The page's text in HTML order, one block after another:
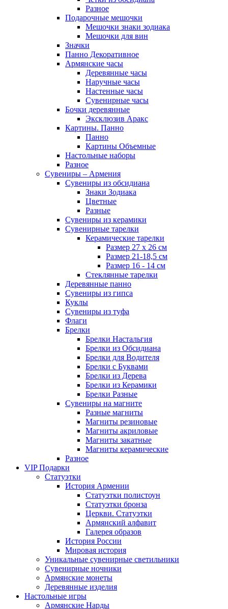
Разное
Подарочные мешочки
Мешочки знаки зодиака
Мешочки для вин
Значки
Панно Декоративное
Армянские часы
Деревянные часы
Наручные часы
Настенные часы
Сувенирные часы
Бочки деревянные
Эксклюзив Аракс
Картины. Панно
Панно
Картины Объемные
Настольные наборы
Разное
Сувениры – Армения
Сувениры из обсидиана
Знаки Зодиака
Цветные
Разные
Сувениры из керамики
Сувенирные тарелки
Керамические тарелки
Размер 27 х 26 см
Размер 21-18,5 см
Размер 16 - 14 см
Стеклянные тарелки
Деревянные панно
Сувениры из гипса
Куклы
Сувениры из туфа
Флаги
Брелки
Брелки Настальгия
Брелки из Обсидиана
Брелки для Водителя
Брелки с Буквами
Брелки из Дерева
Брелки из Керамики
Брелки Разные
Сувениры на магните
Разные магниты
Магниты резиновые
Магниты акриловые
Магниты закатные
Магниты керамические
Разное
VIP Подарки
Статуэтки
История Армении
Статуэтки полистоун
Статуэтки бронза
Церкви. Статуэтки
Армянский алфавит
Галерея образов
История России
Мировая история
Уникальные сувенирные светильники
Сувенирные ночники
Армянские монеты
Деревянные изделия
Настольные игры
Армянские Нарды